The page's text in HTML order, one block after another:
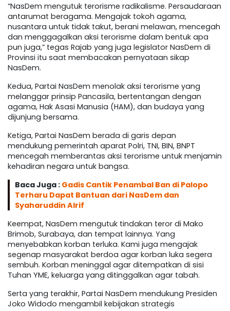
“NasDem mengutuk terorisme radikalisme. Persaudaraan
antarumat beragama. Mengajak tokoh agama,
nusantara untuk tidak takut, berani melawan, mencegah
dan menggagalkan aksi terorisme dalam bentuk apa
pun juga,” tegas Rajab yang juga legislator NasDem di
Provinsi itu saat membacakan pernyataan sikap
NasDem.
Kedua, Partai NasDem menolak aksi terorisme yang
melanggar prinsip Pancasila, bertentangan dengan
agama, Hak Asasi Manusia (HAM), dan budaya yang
dijunjung bersama.
Ketiga, Partai NasDem berada di garis depan
mendukung pemerintah aparat Polri, TNI, BIN, BNPT
mencegah memberantas aksi terorisme untuk menjamin
kehadiran negara untuk bangsa.
Baca Juga : Gadis Cantik Penambal Ban di Palopo
Terharu Dapat Bantuan dari NasDem dan
Syaharuddin Alrif
Keempat, NasDem mengutuk tindakan teror di Mako
Brimob, Surabaya, dan tempat lainnya. Yang
menyebabkan korban terluka. Kami juga mengajak
segenap masyarakat berdoa agar korban luka segera
sembuh. Korban meninggal agar ditempatkan di sisi
Tuhan YME, keluarga yang ditinggalkan agar tabah.
Serta yang terakhir, Partai NasDem mendukung Presiden
Joko Widodo mengambil kebijakan strategis